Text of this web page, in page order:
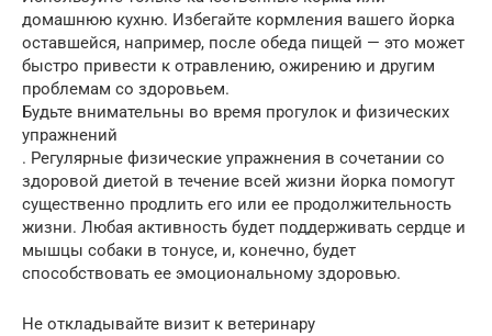
домашнюю кухню. Избегайте кормления вашего йорка
оставшейся, например, после обеда пищей — это может
быстро привести к отравлению, ожирению и другим
проблемам со здоровьем.
Будьте внимательны во время прогулок и физических
упражнений
. Регулярные физические упражнения в сочетании со
здоровой диетой в течение всей жизни йорка помогут
существенно продлить его или ее продолжительность
жизни. Любая активность будет поддерживать сердце и
мышцы собаки в тонусе, и, конечно, будет
способствовать ее эмоциональному здоровью.
Не откладывайте визит к ветеринару